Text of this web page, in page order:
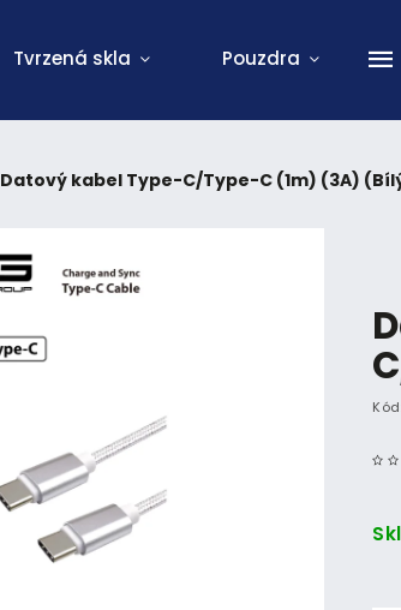
Tvrzená skla Pouzdra
Datový kabel Type-C/Type-C (1m) (3A)